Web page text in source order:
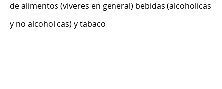
de alimentos (viveres en general) bebidas (alcoholicas
y no alcoholicas) y tabaco